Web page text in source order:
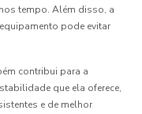
tempo. Além disso, a
pode evitar
contribui para a
que ela oferece,
e de melhor